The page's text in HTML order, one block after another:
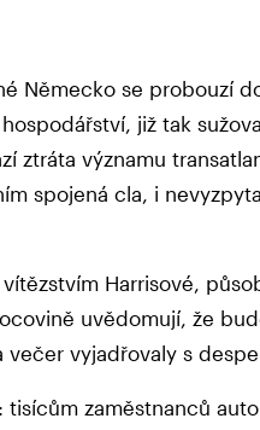
Německo se probouzí
již tak
ztráta významu
spojená cla, i
Harrisové,
uvědomují, že
vyjadřovaly s
tisícům zaměstnanců